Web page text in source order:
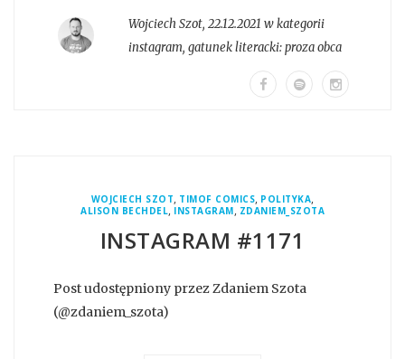
Wojciech Szot, 22.12.2021 w kategorii
instagram, gatunek literacki:proza obca
WOJCIECH SZOT, TIMOF COMICS, POLITYKA,
ALISON BECHDEL, INSTAGRAM, ZDANIEM_SZOTA
INSTAGRAM #1171
Post udostępniony przez Zdaniem Szota
(@zdaniem_szota)